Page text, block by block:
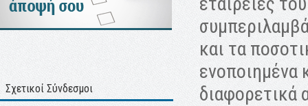
Σχετικοί Σύνδεσμοι
και τα
ενοποιημένα
διαφορετικά